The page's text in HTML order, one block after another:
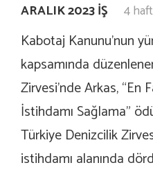
ARALIK 2023 İŞ 4
Kabotaj Kanunu’nun
kapsamında
Zirvesi’nde Arkas, “En
İstihdamı Sağlama”
Türkiye Denizcilik
istihdamı alanında